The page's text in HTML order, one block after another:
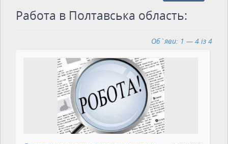
Работа в Полтавська область:
Об`яви: 1 — 4 із 4